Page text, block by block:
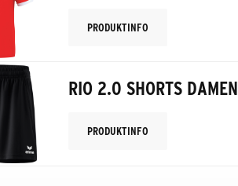
PRODUKTINFO
RIO 2.0 SHORTS DAMEN
PRODUKTINFO